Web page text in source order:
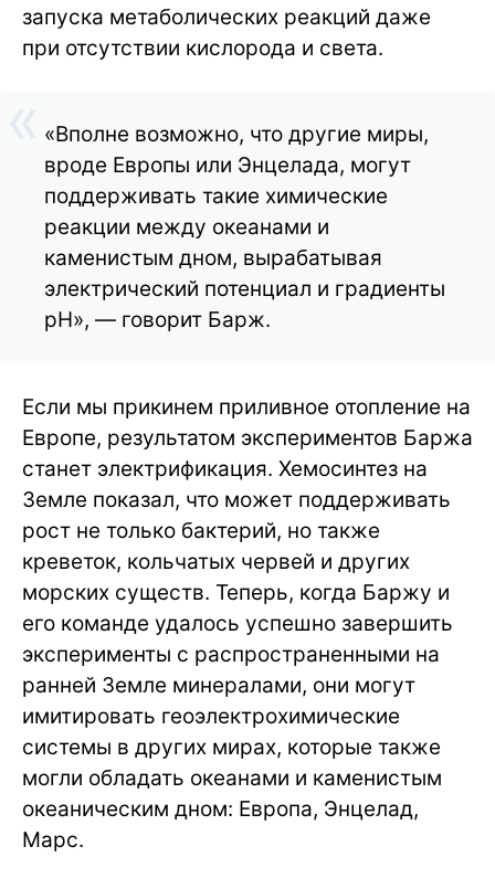
запуска метаболических реакций даже
при отсутствии кислорода и света.
«Вполне возможно, что другие миры,
вроде Европы или Энцелада, могут
поддерживать такие химические
реакции между океанами и
каменистым дном, вырабатывая
электрический потенциал и градиенты
pH», — говорит Барж.
Если мы прикинем приливное отопление на
Европе, результатом экспериментов Баржа
станет электрификация. Хемосинтез на
Земле показал, что может поддерживать
рост не только бактерий, но также
креветок, кольчатых червей и других
морских существ. Теперь, когда Баржу и
его команде удалось успешно завершить
эксперименты с распространенными на
ранней Земле минералами, они могут
имитировать геоэлектрохимические
системы в других мирах, которые также
могли обладать океанами и каменистым
океаническим дном: Европа, Энцелад,
Марс.